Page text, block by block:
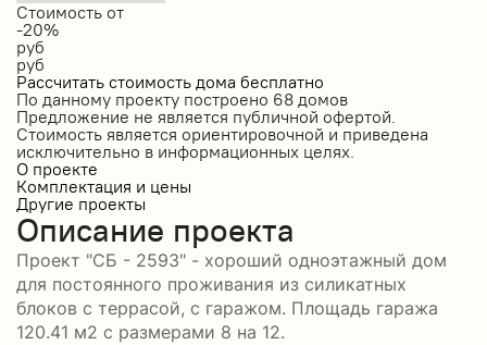
Стоимость от
-20%
руб
руб
Рассчитать стоимость дома бесплатно
По данному проекту построено 68 домов
Предложение не является публичной офертой.
Стоимость является ориентировочной и приведена
исключительно в информационных целях.
О проекте
Комплектация и цены
Другие проекты
Описание проекта
Проект "СБ - 2593" - хороший одноэтажный дом
для постоянного проживания из силикатных
блоков с террасой, с гаражом. Площадь гаража
120.41 м2 с размерами 8 на 12.